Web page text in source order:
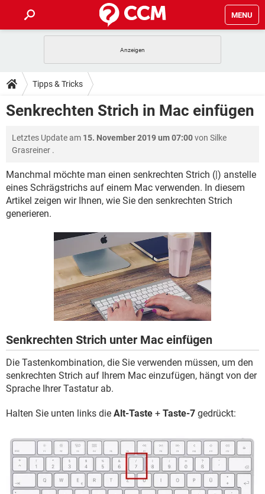
MENU
ANDROID
WINDOWS 10 INSTAGRAM
FACEBOOK
TIPPS & TRICKS
SPIELE
ANDROID IOS
WINDOWS 10 INSTAGRAM
FACEBOOK HARDWARE
DOWNLOADS
ANDROID
WHATSAPP TIKTOK
FACEBOOK
FORUM
ANDROID IOS
WINDOWS 10 INSTAGRAM
WHATSAPP
HARDWARE
SPIELE STREAMING
ANDROID
TIKTOK
HARDWARE
Tipps & Tricks
Senkrechten Strich in Mac einfügen
Letztes Update am 15. November 2019 um 07:00von Silke
Grasreiner .
Manchmal möchte man einen senkrechten Strich (|) anstelle
eines Schrägstrichs auf einem Mac verwenden. In diesem
Artikel zeigen wir Ihnen, wie Sie den senkrechten Strich
generieren.
Senkrechten Strich unter Mac einfügen
Die Tastenkombination, die Sie verwenden müssen, um den
senkrechten Strich auf Ihrem Mac einzufügen, hängt von der
Sprache Ihrer Tastatur ab.
Halten Sie unten links die Alt-Taste + Taste-7 gedrückt: